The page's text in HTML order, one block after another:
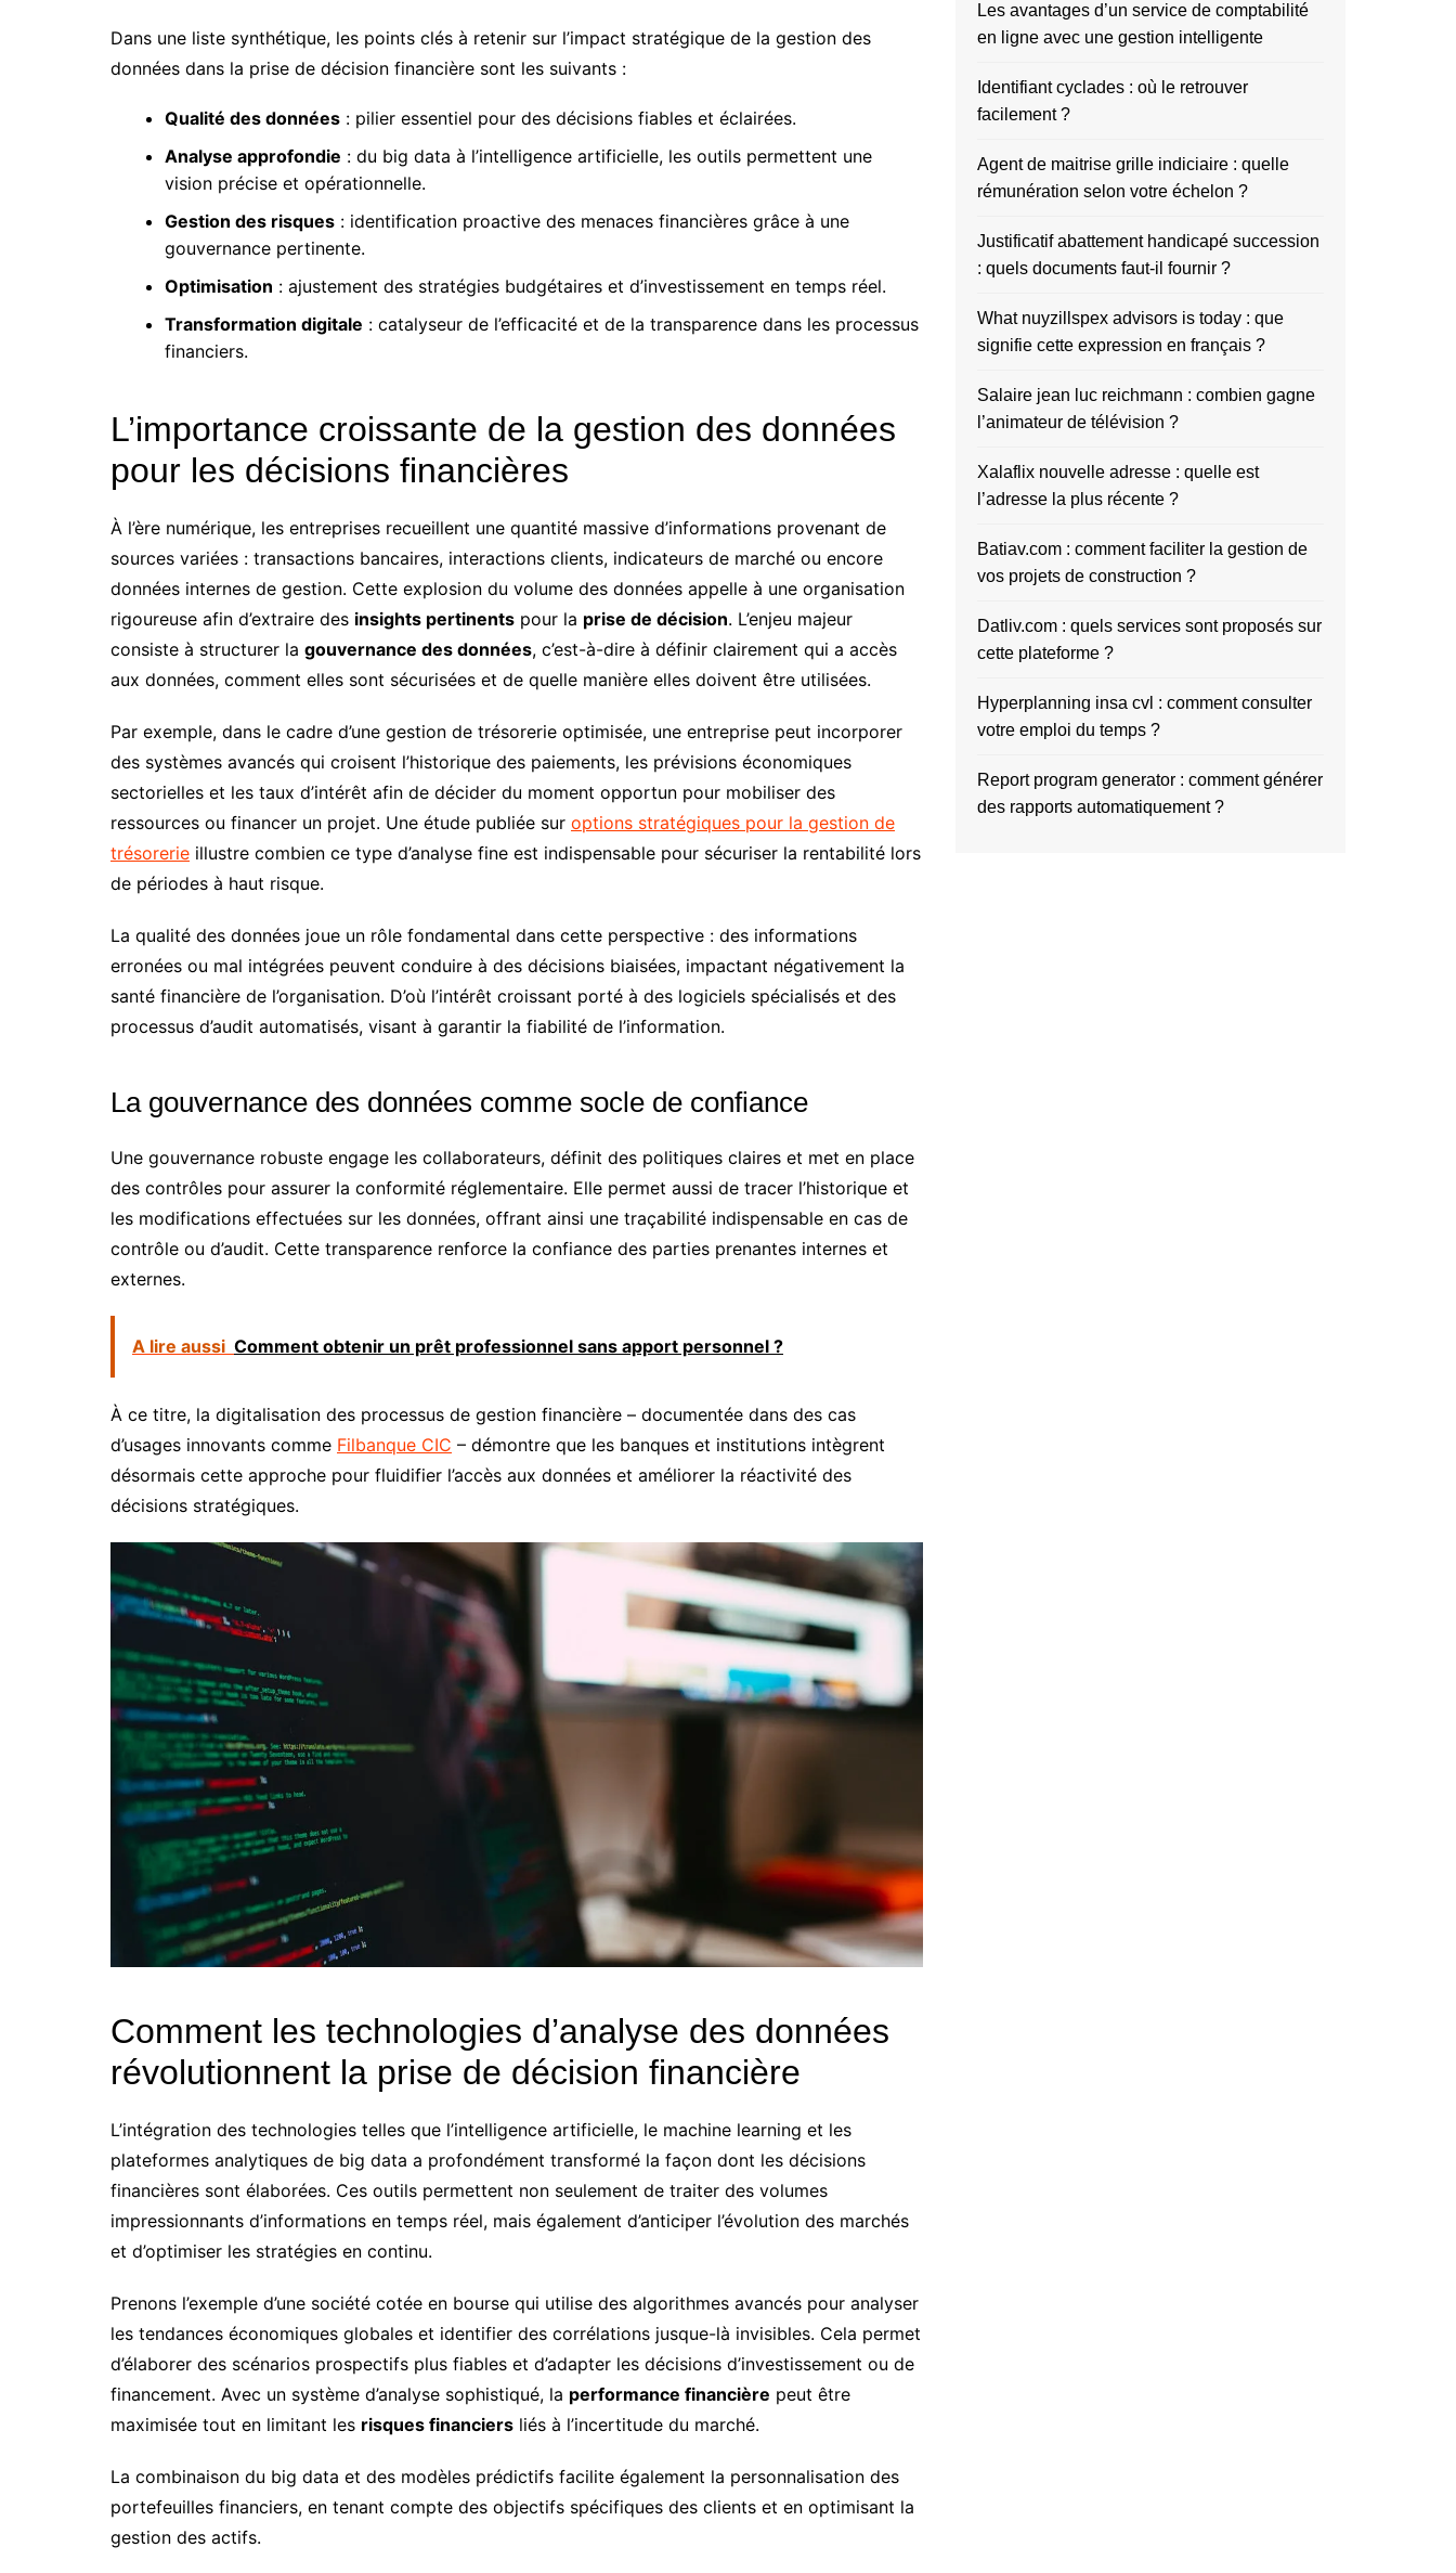
Dans une liste synthétique, les points clés à retenir sur l’impact stratégique de la gestion des
données dans la prise de décision financière sont les suivants :
Qualité des données : pilier essentiel pour des décisions fiables et éclairées.
Analyse approfondie : du big data à l’intelligence artificielle, les outils permettent une
vision précise et opérationnelle.
Gestion des risques : identification proactive des menaces financières grâce à une
gouvernance pertinente.
Optimisation : ajustement des stratégies budgétaires et d’investissement en temps réel.
Transformation digitale : catalyseur de l’efficacité et de la transparence dans les processus
financiers.
L’importance croissante de la gestion des données
pour les décisions financières
À l’ère numérique, les entreprises recueillent une quantité massive d’informations provenant de
sources variées : transactions bancaires, interactions clients, indicateurs de marché ou encore
données internes de gestion. Cette explosion du volume des données appelle à une organisation
rigoureuse afin d’extraire des insights pertinents pour la prise de décision. L’enjeu majeur
consiste à structurer la gouvernance des données, c’est-à-dire à définir clairement qui a accès
aux données, comment elles sont sécurisées et de quelle manière elles doivent être utilisées.
Par exemple, dans le cadre d’une gestion de trésorerie optimisée, une entreprise peut incorporer
des systèmes avancés qui croisent l’historique des paiements, les prévisions économiques
sectorielles et les taux d’intérêt afin de décider du moment opportun pour mobiliser des
ressources ou financer un projet. Une étude publiée sur options stratégiques pour la gestion de
trésorerie illustre combien ce type d’analyse fine est indispensable pour sécuriser la rentabilité lors
de périodes à haut risque.
La qualité des données joue un rôle fondamental dans cette perspective : des informations
erronées ou mal intégrées peuvent conduire à des décisions biaisées, impactant négativement la
santé financière de l’organisation. D’où l’intérêt croissant porté à des logiciels spécialisés et des
processus d’audit automatisés, visant à garantir la fiabilité de l’information.
La gouvernance des données comme socle de confiance
Une gouvernance robuste engage les collaborateurs, définit des politiques claires et met en place
des contrôles pour assurer la conformité réglementaire. Elle permet aussi de tracer l’historique et
les modifications effectuées sur les données, offrant ainsi une traçabilité indispensable en cas de
contrôle ou d’audit. Cette transparence renforce la confiance des parties prenantes internes et
externes.
A lire aussi Comment obtenir un prêt professionnel sans apport personnel ?
À ce titre, la digitalisation des processus de gestion financière – documentée dans des cas
d’usages innovants comme Filbanque CIC – démontre que les banques et institutions intègrent
désormais cette approche pour fluidifier l’accès aux données et améliorer la réactivité des
décisions stratégiques.
Comment les technologies d’analyse des données
révolutionnent la prise de décision financière
L’intégration des technologies telles que l’intelligence artificielle, le machine learning et les
plateformes analytiques de big data a profondément transformé la façon dont les décisions
financières sont élaborées. Ces outils permettent non seulement de traiter des volumes
impressionnants d’informations en temps réel, mais également d’anticiper l’évolution des marchés
et d’optimiser les stratégies en continu.
Prenons l’exemple d’une société cotée en bourse qui utilise des algorithmes avancés pour analyser
les tendances économiques globales et identifier des corrélations jusque-là invisibles. Cela permet
d’élaborer des scénarios prospectifs plus fiables et d’adapter les décisions d’investissement ou de
financement. Avec un système d’analyse sophistiqué, la performance financière peut être
maximisée tout en limitant les risques financiers liés à l’incertitude du marché.
La combinaison du big data et des modèles prédictifs facilite également la personnalisation des
portefeuilles financiers, en tenant compte des objectifs spécifiques des clients et en optimisant la
gestion des actifs.
Les avantages d’un service de comptabilité
en ligne avec une gestion intelligente
Identifiant cyclades : où le retrouver
facilement ?
Agent de maitrise grille indiciaire : quelle
rémunération selon votre échelon ?
Justificatif abattement handicapé succession
: quels documents faut-il fournir ?
What nuyzillspex advisors is today : que
signifie cette expression en français ?
Salaire jean luc reichmann : combien gagne
l’animateur de télévision ?
Xalaflix nouvelle adresse : quelle est
l’adresse la plus récente ?
Batiav.com : comment faciliter la gestion de
vos projets de construction ?
Datliv.com : quels services sont proposés sur
cette plateforme ?
Hyperplanning insa cvl : comment consulter
votre emploi du temps ?
Report program generator : comment générer
des rapports automatiquement ?